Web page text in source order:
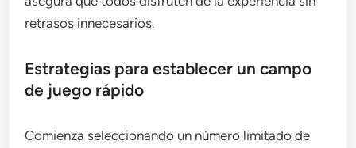
retrasos innecesarios.
Estrategias para establecer un campo
de juego rápido
Comienza seleccionando un número limitado de